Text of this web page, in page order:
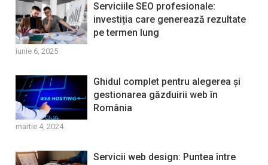
Serviciile SEO profesionale:
investiția care generează rezultate
pe termen lung
iunie 6, 2025
Ghidul complet pentru alegerea și
gestionarea găzduirii web în
România
martie 4, 2024
Servicii web design: Puntea între